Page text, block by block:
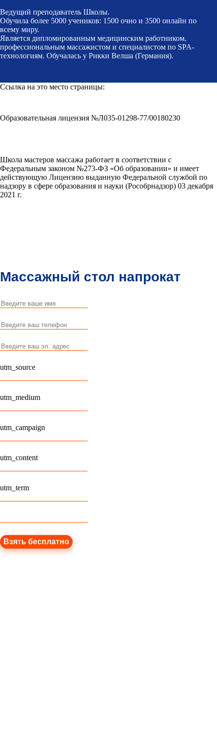
Ведущий преподаватель Школы.
Обучила более 5000 учеников: 1500 очно и 3500 онлайн по
всему миру.
Является дипломированным медицинским работником,
профессиональным массажистом и специалистом по SPA-
технологиям. Обучалась у Рикки Велша (Германия).
Ссылка на это место страницы:
Образовательная лицензия №Л035-01298-77/00180230
Школа мастеров массажа работает в соответствии с
Федеральным законом №273-ФЗ «Об образовании» и имеет
действующую Лицензию выданную Федеральной службой по
надзору в сфере образования и науки (Рособрнадзор) 03 декабря
2021 г.
Массажный стол напрокат
utm_source
utm_medium
utm_campaign
utm_content
utm_term
Взять бесплатно